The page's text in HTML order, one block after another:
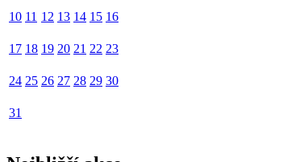
10 11 12 13 14 15 16
17 18 19 20 21 22 23
24 25 26 27 28 29 30
31